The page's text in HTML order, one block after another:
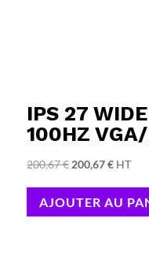
IPS 27
100HZ
200,67€ Le
initial
200,67€Le
actuel
HT
AJOUTER AU